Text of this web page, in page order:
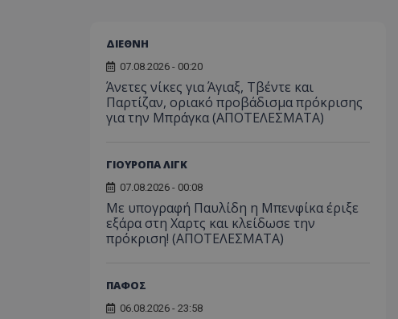
ΔΙΕΘΝΗ
07.08.2026 - 00:20
Άνετες νίκες για Άγιαξ, Τβέντε και
Παρτίζαν, οριακό προβάδισμα πρόκρισης
για την Μπράγκα (ΑΠΟΤΕΛΕΣΜΑΤΑ)
ΓΙΟΥΡΟΠΑ ΛΙΓΚ
07.08.2026 - 00:08
Με υπογραφή Παυλίδη η Μπενφίκα έριξε
εξάρα στη Χαρτς και κλείδωσε την
πρόκριση! (ΑΠΟΤΕΛΕΣΜΑΤΑ)
ΠΑΦΟΣ
06.08.2026 - 23:58